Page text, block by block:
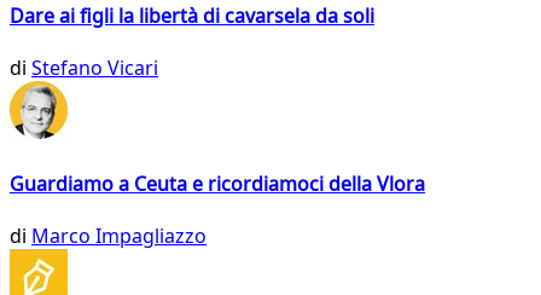
Dare ai figli la libertà di cavarsela da soli
di Stefano Vicari
Guardiamo a Ceuta e ricordiamoci della Vlora
di Marco Impagliazzo